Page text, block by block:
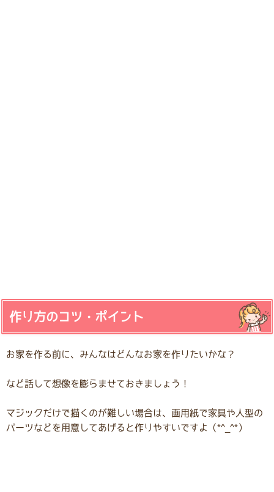
作り方のコツ・ポイント
お家を作る前に、みんなはどんなお家を作りたいかな？
など話して想像を膨らませておきましょう！
マジックだけで描くのが難しい場合は、画用紙で家具や人型の
パーツなどを用意してあげると作りやすいですよ（*^_^*）